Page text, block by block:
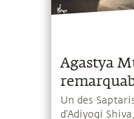
Agastya
Un des
d’Adiyogi